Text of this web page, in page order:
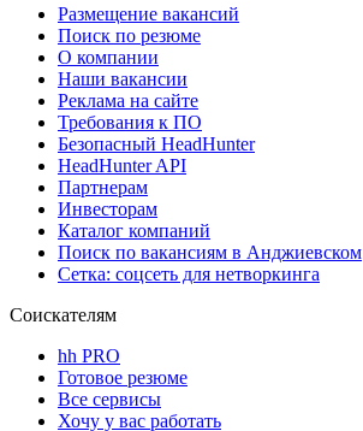
Размещение вакансий
Поиск по резюме
О компании
Наши вакансии
Реклама на сайте
Требования к ПО
Безопасный HeadHunter
HeadHunter API
Партнерам
Инвесторам
Каталог компаний
Поиск по вакансиям в Анджиевском
Сетка: соцсеть для нетворкинга
Соискателям
hh PRO
Готовое резюме
Все сервисы
Хочу у вас работать